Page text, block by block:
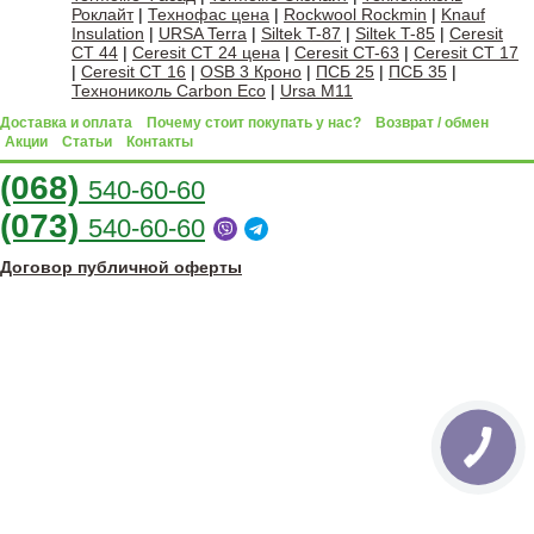
Роклайт| Технофас цена | Rockwool Rockmin | Knauf
Insulation | URSA Terra | Siltek T-87 | Siltek T-85 | Ceresit
CT 44 | Ceresit CT 24 цена | Ceresit CT-63 | Ceresit CT 17
| Ceresit CT 16 | OSB 3 Кроно | ПСБ 25 | ПСБ 35 |
Технониколь Carbon Eco | Ursa M11
Доставка и оплата Почему стоит покупать у нас?
Возврат / обмен
Акции
Статьи Контакты
(068) 540-60-60
(073) 540-60-60
Договор публичной оферты